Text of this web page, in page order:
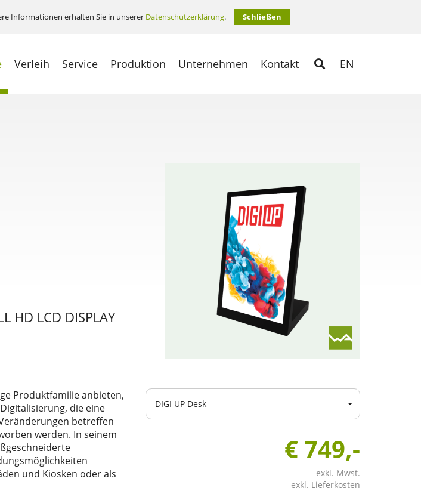
Informationen erhalten Sie in unserer Datenschutzerklärung. Schließen
Verleih Service Produktion Unternehmen Kontakt EN
HD LCD DISPLAY
Produktfamilie anbieten,
die eine
betreffen
werden. In seinem
und Kiosken oder als
DIGI UP Desk
€ 749,-
exkl. Mwst.
exkl. Lieferkosten